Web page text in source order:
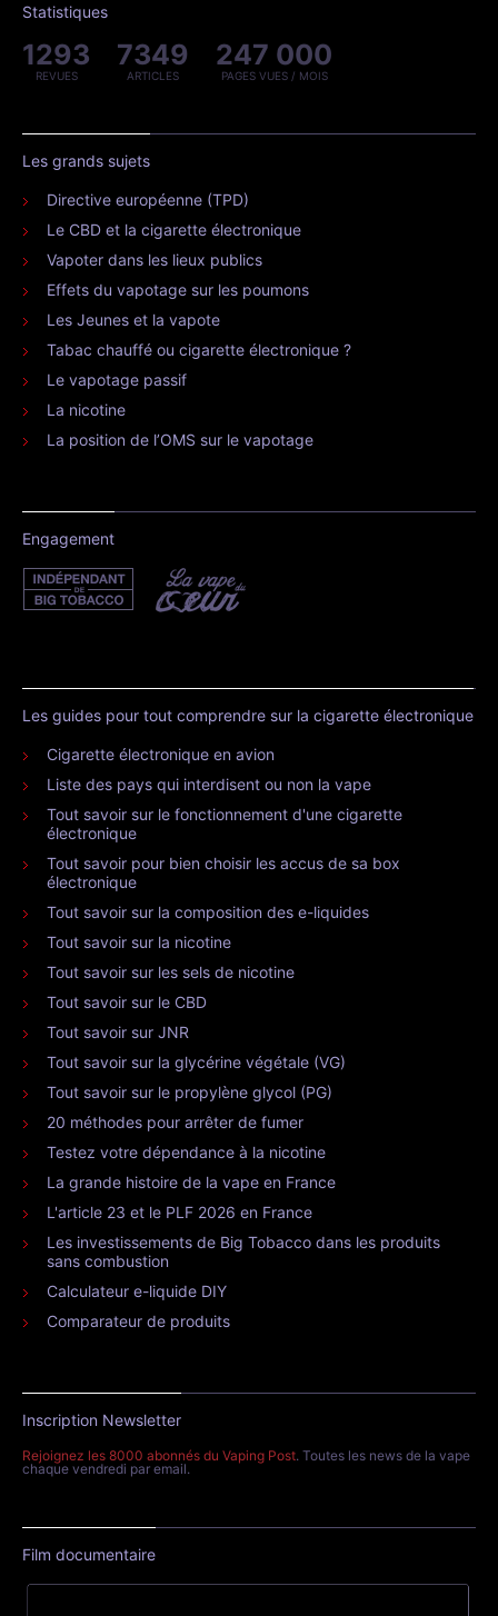
Statistiques
1293
REVUES
7349
ARTICLES
247 000
PAGES VUES / MOIS
Les grands sujets
Directive européenne (TPD)
Le CBD et la cigarette électronique
Vapoter dans les lieux publics
Effets du vapotage sur les poumons
Les Jeunes et la vapote
Tabac chauffé ou cigarette électronique ?
Le vapotage passif
La nicotine
La position de l’OMS sur le vapotage
Engagement
Les guides pour tout comprendre sur la cigarette électronique
Cigarette électronique en avion
Liste des pays qui interdisent ou non la vape
Tout savoir sur le fonctionnement d'une cigarette
électronique
Tout savoir pour bien choisir les accus de sa box
électronique
Tout savoir sur la composition des e-liquides
Tout savoir sur la nicotine
Tout savoir sur les sels de nicotine
Tout savoir sur le CBD
Tout savoir sur JNR
Tout savoir sur la glycérine végétale (VG)
Tout savoir sur le propylène glycol (PG)
20 méthodes pour arrêter de fumer
Testez votre dépendance à la nicotine
La grande histoire de la vape en France
L'article 23 et le PLF 2026 en France
Les investissements de Big Tobacco dans les produits
sans combustion
Calculateur e-liquide DIY
Comparateur de produits
Inscription Newsletter
Rejoignez les 8000 abonnés du Vaping Post. Toutes les news de la vape
chaque vendredi par email.
Film documentaire